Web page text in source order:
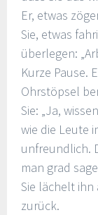
Er, etwas
Sie, etwas
überlegen:
Kurze Pause.
Ohrstöpsel
Sie: „Ja,
wie die Leute
unfreundlich.
man grad
Sie lächelt
zurück.